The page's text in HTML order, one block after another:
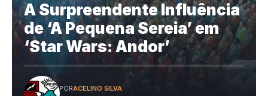
A Surpreendente Influência
de ‘A Pequena Sereia’ em
‘Star Wars: Andor’
PORACELINO SILVA